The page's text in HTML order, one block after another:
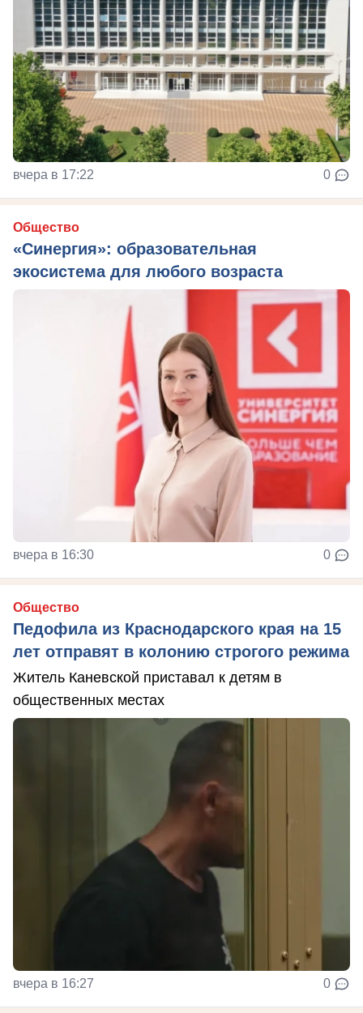
вчера в 17:22 0
Общество
«Синергия»: образовательная
экосистема для любого возраста
вчера в 16:30 0
Общество
Педофила из Краснодарского края на 15
лет отправят в колонию строгого режима
Житель Каневской приставал к детям в
общественных местах
вчера в 16:27 0